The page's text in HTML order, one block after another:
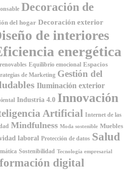
Decoración de
del hogar Decoración exterior
de interiores
energética
Equilibrio emocional Espacios
de Marketing Gestión del
Iluminación exterior
Industria 4.0 Innovación
Artificial Internet de las
Mindfulness Moda sostenible Muebles
laboral Protección de datos Salud
Sostenibilidad Tecnología empresarial
digital